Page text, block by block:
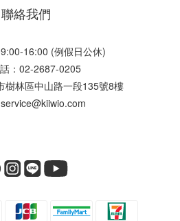
聯絡我們
16:00 (例假日公休)
：02-2687-0205
樹林區中山路一段135號8樓